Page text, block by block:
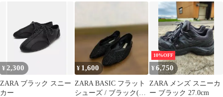
ダル 白 37
ブーツ
¥ 2,300
ZARA ブラック スニー
カー
¥ 1,600
ZARA BASIC フラット
シューズ / ブラック(ポ
10%OFF
¥6,750
ZARA メンズ スニーカ
ー ブラック 27.0cm